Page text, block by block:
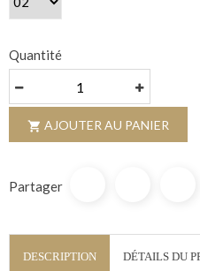
Quantité
 AJOUTER AU PANIER
Partager
DESCRIPTION DÉTAILS DU